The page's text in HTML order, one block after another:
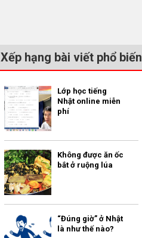
Xếp hạng bài viết phổ biến
Lớp học tiếng
Nhật online miễn
phí
Không được ăn ốc
bắt ở ruộng lúa
“Đúng giờ” ở Nhật
là như thế nào?